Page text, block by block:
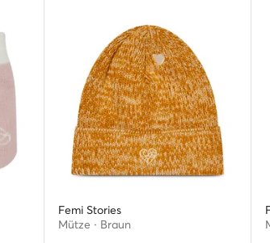
Femi Stories
Mütze · Braun